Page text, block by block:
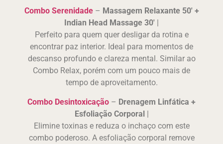
Combo Serenidade– Massagem Relaxante 50′ +
Indian Head Massage 30′
Perfeito para quem quer desligar da rotina e
encontrar paz interior. Ideal para momentos de
descanso profundo e clareza mental. Similar ao
Combo Relax, porém com um pouco mais de
tempo de aproveitamento.
Combo Desintoxicação – Drenagem Linfática +
Esfoliação Corporal|
Elimine toxinas e reduza o inchaço com este
combo poderoso. A esfoliação corporal remove